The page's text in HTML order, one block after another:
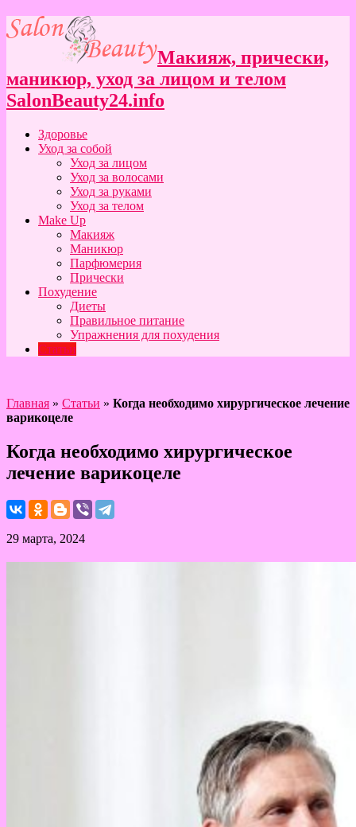
Макияж, прически,
маникюр, уход за лицом и телом
SalonBeauty24.info
Здоровье
Уход за собой
Уход за лицом
Уход за волосами
Уход за руками
Уход за телом
Make Up
Макияж
Маникюр
Парфюмерия
Прически
Похудение
Диеты
Правильное питание
Упражнения для похудения
Статьи
Главная » Статьи » Когда необходимо хирургическое лечение
варикоцеле
Когда необходимо хирургическое
лечение варикоцеле
29 марта, 2024